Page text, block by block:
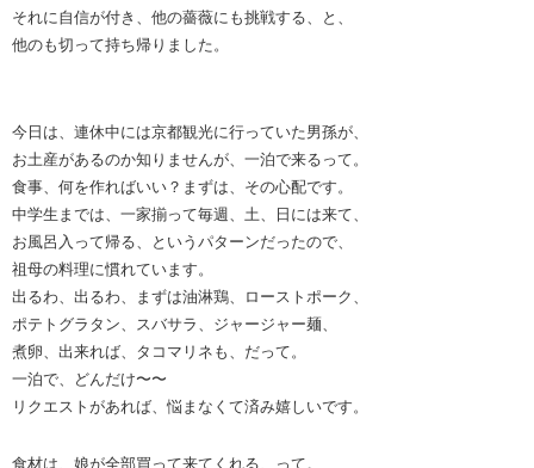
それに自信が付き、他の薔薇にも挑戦する、と、
他のも切って持ち帰りました。
今日は、連休中には京都観光に行っていた男孫が、
お土産があるのか知りませんが、一泊で来るって。
食事、何を作ればいい？まずは、その心配です。
中学生までは、一家揃って毎週、土、日には来て、
お風呂入って帰る、というパターンだったので、
祖母の料理に慣れています。
出るわ、出るわ、まずは油淋鶏、ローストポーク、
ポテトグラタン、スバサラ、ジャージャー麺、
煮卵、出来れば、タコマリネも、だって。
一泊で、どんだけ〜〜
リクエストがあれば、悩まなくて済み嬉しいです。
食材は、娘が全部買って来てくれる、って。